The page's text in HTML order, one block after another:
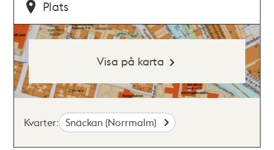
Plats
Visa på karta
Kvarter: Snäckan (Norrmalm)